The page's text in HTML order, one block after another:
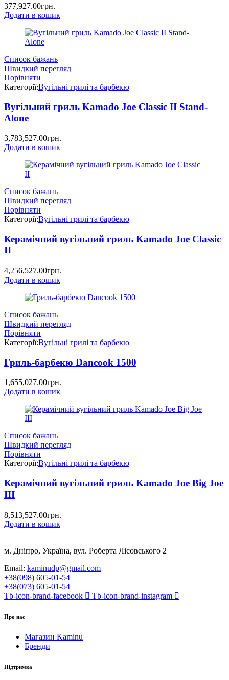
377,927.00грн.
Додати в кошик
Список бажань
Швидкий перегляд
Порівняти
Категорії:Вугільні грилі та барбекю
Вугільний гриль Kamado Joe Classic II Stand-
Alone
3,783,527.00грн.
Додати в кошик
Список бажань
Швидкий перегляд
Порівняти
Категорії:Вугільні грилі та барбекю
Керамічний вугільний гриль Kamado Joe Classic
II
4,256,527.00грн.
Додати в кошик
Список бажань
Швидкий перегляд
Порівняти
Категорії:Вугільні грилі та барбекю
Гриль-барбекю Dancook 1500
1,655,027.00грн.
Додати в кошик
Список бажань
Швидкий перегляд
Порівняти
Категорії:Вугільні грилі та барбекю
Керамічний вугільний гриль Kamado Joe Big Joe
III
8,513,527.00грн.
Додати в кошик
м. Дніпро, Україна, вул. Роберта Лісовського 2
Email: kaminudp@gmail.com
+38(098) 605-01-54
+38(073) 605-01-54
Tb-icon-brand-facebook
Tb-icon-brand-instagram
Про нас
Магазин Kaminu
Бренди
Підтримка